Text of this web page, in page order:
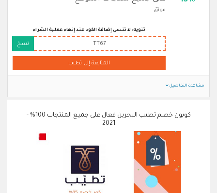
موثق
تنويه: لا تنسى إضافة الكود عند إنهاء عملية الشراء
TT67 نسخ
المتابعة إلى تطيب
مشاهدة التفاصيل
كوبون خصم تطيب البحرين فعال على جميع المنتجات 100% -
2021